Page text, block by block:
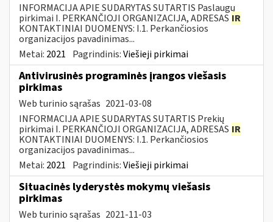
INFORMACIJA APIE SUDARYTAS SUTARTIS Paslaugų
pirkimai I. PERKANČIOJI ORGANIZACIJA, ADRESAS IR
KONTAKTINIAI DUOMENYS: I.1. Perkančiosios
organizacijos pavadinimas...
Metai: 2021 Pagrindinis:Viešieji pirkimai
Antivirusinės programinės įrangos viešasis
pirkimas
Web turinio sąrašas 2021-03-08
INFORMACIJA APIE SUDARYTAS SUTARTIS Prekių
pirkimai I. PERKANČIOJI ORGANIZACIJA, ADRESAS IR
KONTAKTINIAI DUOMENYS: I.1. Perkančiosios
organizacijos pavadinimas...
Metai: 2021 Pagrindinis:Viešieji pirkimai
Situacinės lyderystės mokymų viešasis
pirkimas
Web turinio sąrašas 2021-11-03